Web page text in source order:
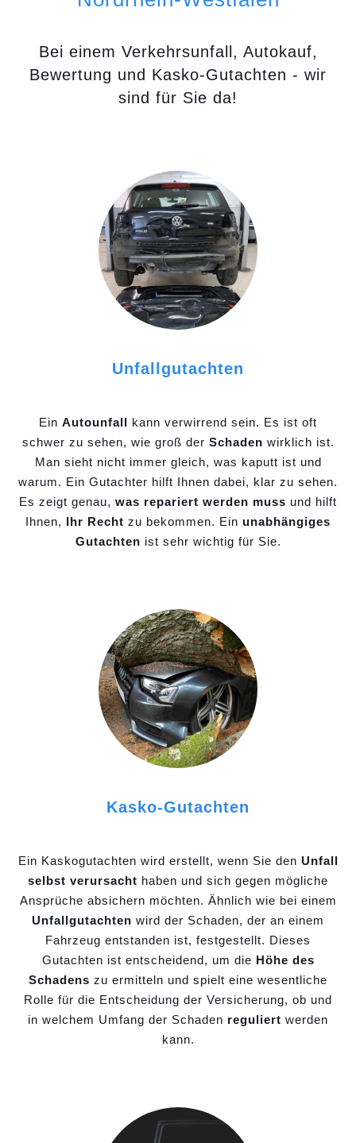
Bei einem Verkehrsunfall, Autokauf,
Bewertung und Kasko-Gutachten - wir
sind für Sie da!
Unfallgutachten
Ein Autounfall kann verwirrend sein. Es ist oft
schwer zu sehen, wie groß der Schaden wirklich ist.
Man sieht nicht immer gleich, was kaputt ist und
warum. Ein Gutachter hilft Ihnen dabei, klar zu sehen.
Es zeigt genau, was repariert werden muss und hilft
Ihnen, Ihr Recht zu bekommen. Ein unabhängiges
Gutachten ist sehr wichtig für Sie.
Kasko-Gutachten
Ein Kaskogutachten wird erstellt, wenn Sie den Unfall
selbst verursacht haben und sich gegen mögliche
Ansprüche absichern möchten. Ähnlich wie bei einem
Unfallgutachten wird der Schaden, der an einem
Fahrzeug entstanden ist, festgestellt. Dieses
Gutachten ist entscheidend, um die Höhe des
Schadens zu ermitteln und spielt eine wesentliche
Rolle für die Entscheidung der Versicherung, ob und
in welchem Umfang der Schaden reguliert werden
kann.